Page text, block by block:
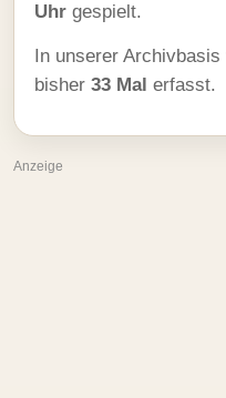
Uhr gespielt.
In unserer Archivbasis
bisher 33 Mal erfasst.
Anzeige